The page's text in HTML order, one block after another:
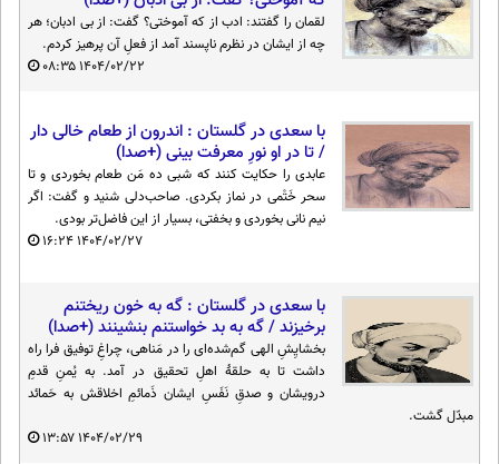
لقمان را گفتند: ادب از که آموختی؟ گفت: از بی ادبان؛ هر
چه از ایشان در نظرم ناپسند آمد از فعلِ آن پرهیز کردم.
۱۴۰۴/۰۲/۲۲۰۸:۳۵
با سعدی در گلستان : اندرون از طعام خالی دار
/ تا در او نورِ معرفت بینی (+صدا)
عابدی را حکایت کنند که شبی ده مَن طعام بخوردی و تا
سحر خَتْمی در نماز بکردی. صاحب‌دلی شنید و گفت: اگر
نیم نانی بخوردی و بخفتی، بسیار از این فاضل‌تر بودی.
۱۴۰۴/۰۲/۲۷۱۶:۲۴
با سعدی در گلستان : گه به خون ریختنم
برخیزند / گه به بد خواستنم بنشینند (+صدا)
بخشایِشِ الهی گم‌شده‌ای را در مَناهی، چراغِ توفیق فرا راه
داشت تا به حلقهٔ اهلِ تحقیق در آمد. به یُمنِ قدمِ
درویشان و صدقِ نَفَسِ ایشان ذَمائمِ اخلاقش به حَمائد
مبدّل گشت.
۱۴۰۴/۰۲/۲۹۱۳:۵۷